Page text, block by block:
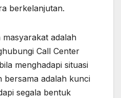
berkelanjutan.
adalah
Call Center
menghadapi situasi
bersama adalah kunci
segala bentuk